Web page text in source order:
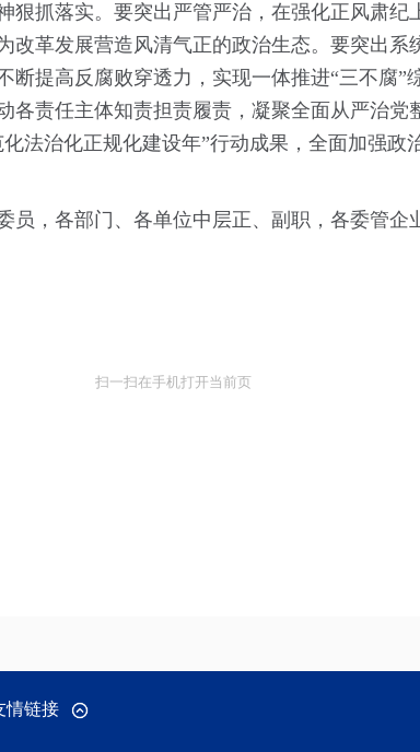
抓落实。要突出严管严治，在强化正风肃纪
革发展营造风清气正的政治生态。要突出系
提高反腐败穿透力，实现一体推进“三不腐
各责任主体知责担责履责，凝聚全面从严治
法治化正规化建设年”行动成果，全面加强政
员，各部门、各单位中层正、副职，各委管企
扫一扫在手机打开当前页
情链接